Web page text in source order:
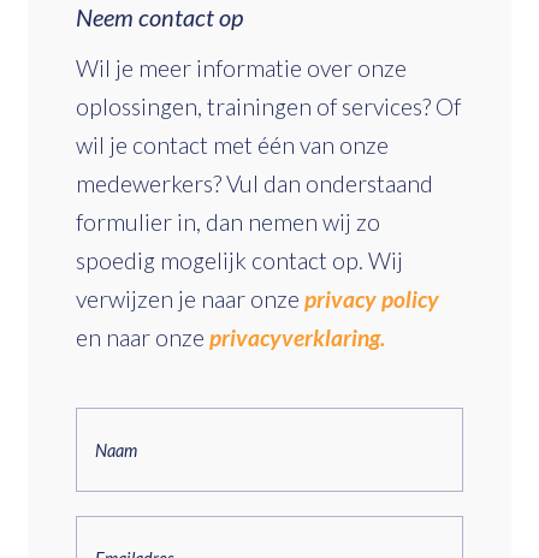
Neem contact op
Wil je meer informatie over onze
oplossingen, trainingen of services? Of
wil je contact met één van onze
medewerkers? Vul dan onderstaand
formulier in, dan nemen wij zo
spoedig mogelijk contact op. Wij
verwijzen je naar onze privacy policy
en naar onze privacyverklaring.